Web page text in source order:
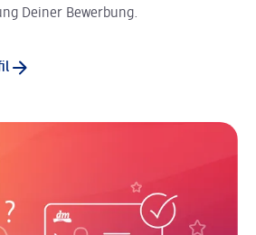
Deiner Bewerbung.